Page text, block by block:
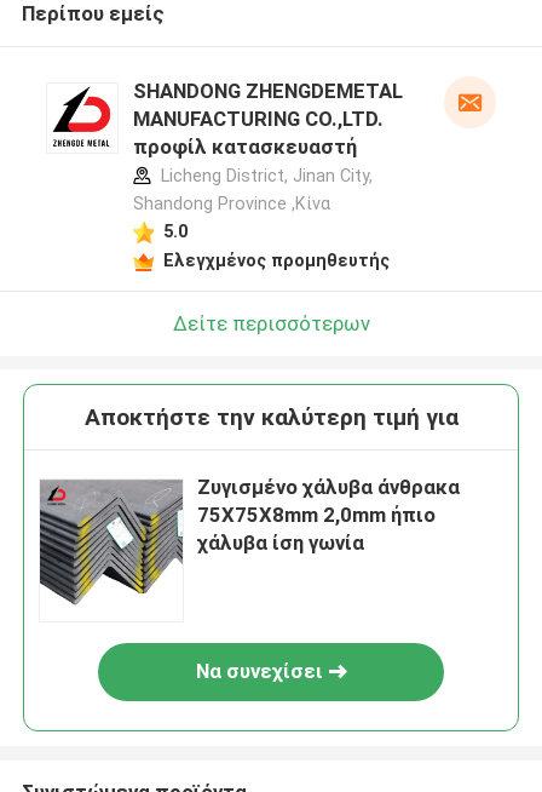
Περίπου εμείς
SHANDONG ZHENGDEMETAL
MANUFACTURING CO.,LTD.
προφίλ κατασκευαστή
Licheng District, Jinan City,
Shandong Province ,Κίνα
5.0
Ελεγχμένος προμηθευτής
Δείτε περισσότερων
Αποκτήστε την καλύτερη τιμή για
Ζυγισμένο χάλυβα άνθρακα
75X75X8mm 2,0mm ήπιο
χάλυβα ίση γωνία
Να συνεχίσει